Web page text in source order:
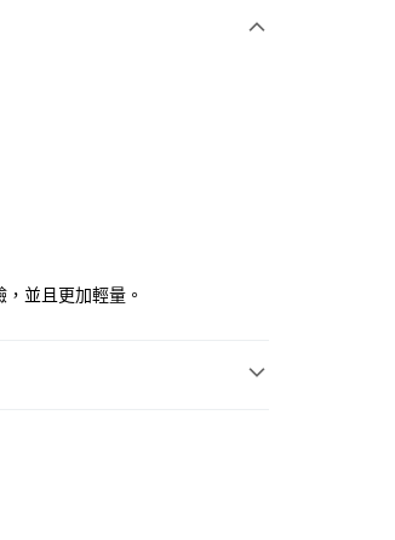
上)免運費
並且更加輕量。